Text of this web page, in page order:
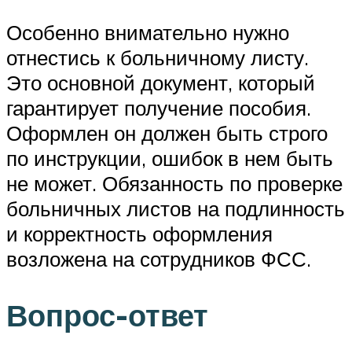
Особенно внимательно нужно
отнестись к больничному листу.
Это основной документ, который
гарантирует получение пособия.
Оформлен он должен быть строго
по инструкции, ошибок в нем быть
не может. Обязанность по проверке
больничных листов на подлинность
и корректность оформления
возложена на сотрудников ФСС.
Вопрос-ответ